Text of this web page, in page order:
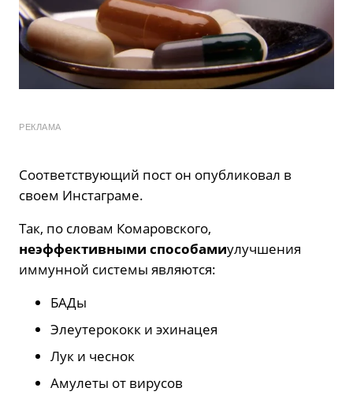
РЕКЛАМА
Соответствующий пост он опубликовал в
своем Инстаграме.
Так, по словам Комаровского,
неэффективными способамиулучшения
иммунной системы являются:
БАДы
Элеутерококк и эхинацея
Лук и чеснок
Амулеты от вирусов